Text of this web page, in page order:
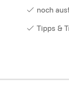
noch
Tipps &